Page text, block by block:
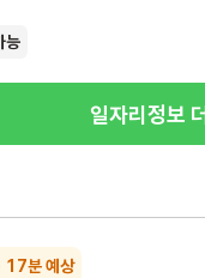
능
일자리정보
17분 예상